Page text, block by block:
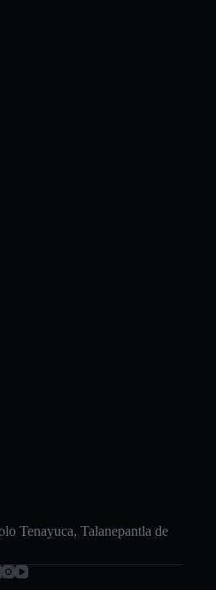
Tenayuca, Talanepantla de